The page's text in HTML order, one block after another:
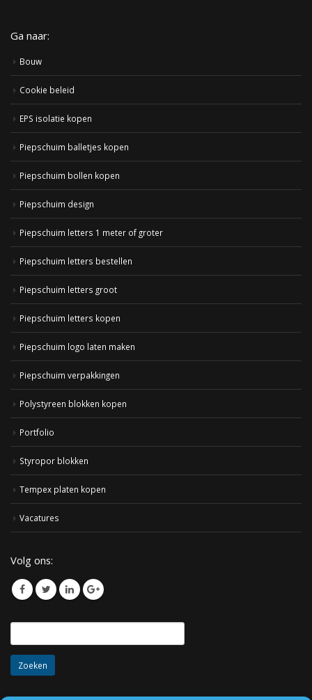
Ga naar:
Bouw
Cookie beleid
EPS isolatie kopen
Piepschuim balletjes kopen
Piepschuim bollen kopen
Piepschuim design
Piepschuim letters 1 meter of groter
Piepschuim letters bestellen
Piepschuim letters groot
Piepschuim letters kopen
Piepschuim logo laten maken
Piepschuim verpakkingen
Polystyreen blokken kopen
Portfolio
Styropor blokken
Tempex platen kopen
Vacatures
Volg ons:
naar: